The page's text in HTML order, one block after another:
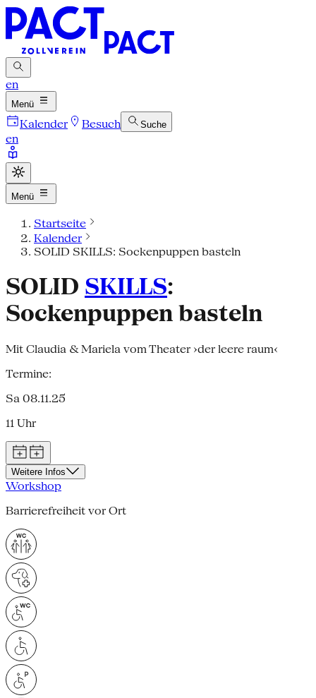
en
Menü
Kalender Besuch Suche
en
Menü
Startseite
Kalender
SOLID SKILLS: Sockenpuppen basteln
SOLID SKILLS:
Sockenpuppen basteln
Mit Claudia & Mariela vom Theater ›der leere raum‹
Termine:
Sa 08.11.25
11 Uhr
Weitere Infos
Workshop
Barrierefreiheit vor Ort